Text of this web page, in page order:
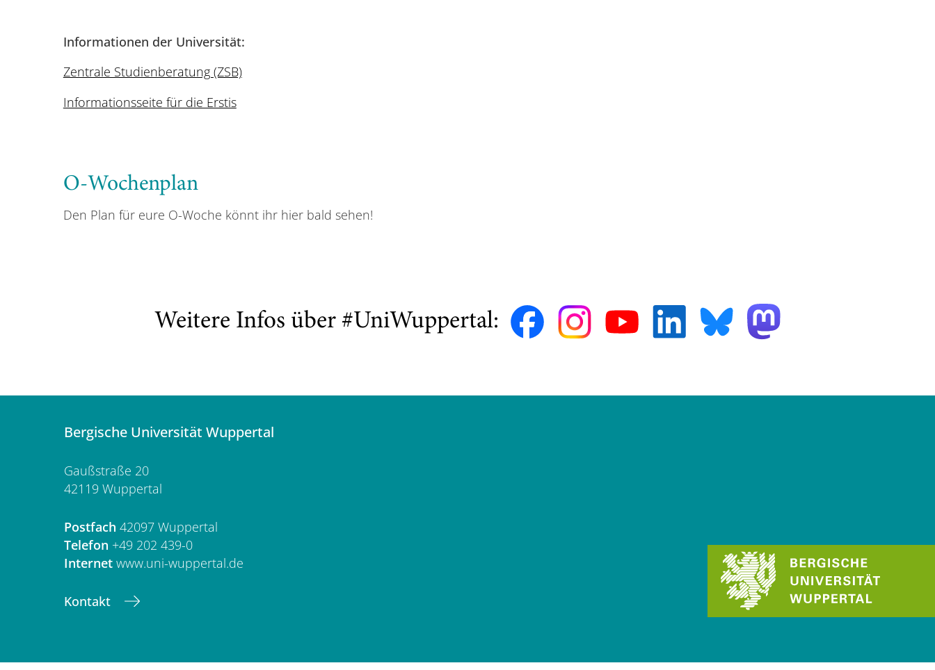
Informationen der Universität:
Zentrale Studienberatung (ZSB)
Informationsseite für die Erstis
O-Wochenplan
Den Plan für eure O-Woche könnt ihr hier bald sehen!
Weitere Infos über #UniWuppertal:
Bergische Universität Wuppertal
Gaußstraße 20
42119 Wuppertal
Postfach 42097 Wuppertal
Telefon +49 202 439-0
Internet www.uni-wuppertal.de
Kontakt